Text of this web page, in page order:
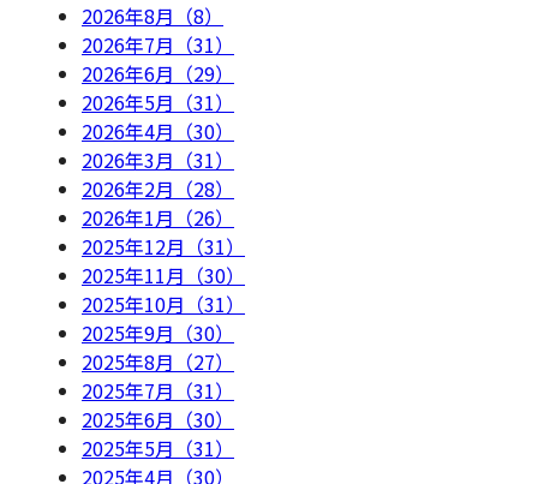
2026年8月（8）
2026年7月（31）
2026年6月（29）
2026年5月（31）
2026年4月（30）
2026年3月（31）
2026年2月（28）
2026年1月（26）
2025年12月（31）
2025年11月（30）
2025年10月（31）
2025年9月（30）
2025年8月（27）
2025年7月（31）
2025年6月（30）
2025年5月（31）
2025年4月（30）